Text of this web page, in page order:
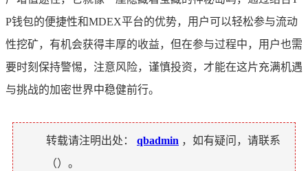
P钱包的便捷性和MDEX平台的优势，用户可以轻松参与流动
性挖矿，有机会获得丰厚的收益，但在参与过程中，用户也需
要时刻保持警惕，注意风险，谨慎投资，才能在这片充满机遇
与挑战的加密世界中稳健前行。
转载请注明出处： qbadmin ，如有疑问，请联系
（）。